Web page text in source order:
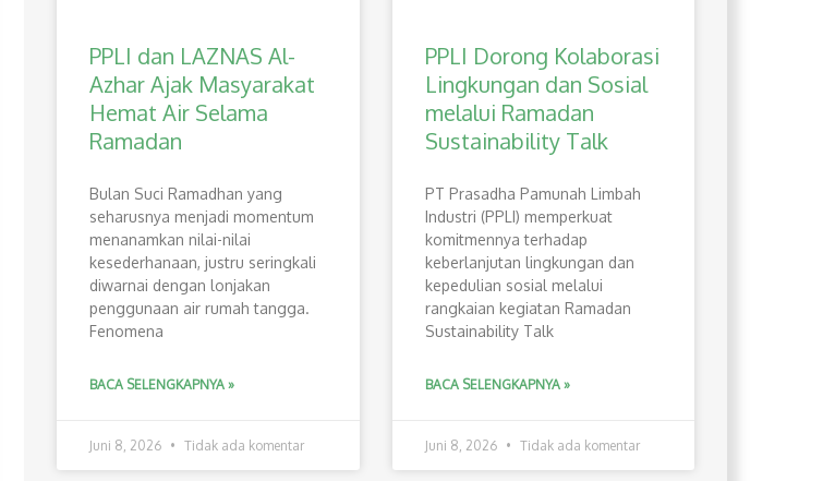
PPLI dan LAZNAS Al-
Azhar Ajak Masyarakat
Hemat Air Selama
Ramadan
Bulan Suci Ramadhan yang
seharusnya menjadi momentum
menanamkan nilai-nilai
kesederhanaan, justru seringkali
diwarnai dengan lonjakan
penggunaan air rumah tangga.
Fenomena
BACA SELENGKAPNYA »
Juni 8, 2026 Tidak ada komentar
PPLI Dorong Kolaborasi
Lingkungan dan Sosial
melalui Ramadan
Sustainability Talk
PT Prasadha Pamunah Limbah
Industri (PPLI) memperkuat
komitmennya terhadap
keberlanjutan lingkungan dan
kepedulian sosial melalui
rangkaian kegiatan Ramadan
Sustainability Talk
BACA SELENGKAPNYA »
Juni 8, 2026 Tidak ada komentar